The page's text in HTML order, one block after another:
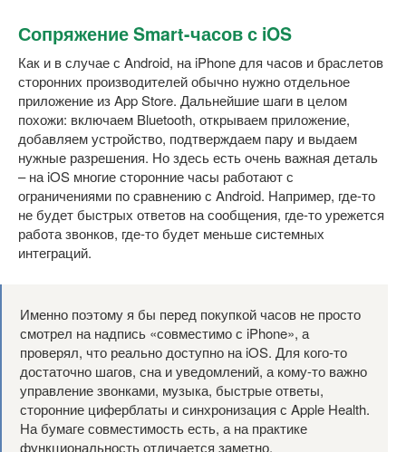
Сопряжение Smart-часов с iOS
Как и в случае с Android, на iPhone для часов и браслетов
сторонних производителей обычно нужно отдельное
приложение из App Store. Дальнейшие шаги в целом
похожи: включаем Bluetooth, открываем приложение,
добавляем устройство, подтверждаем пару и выдаем
нужные разрешения. Но здесь есть очень важная деталь
– на iOS многие сторонние часы работают с
ограничениями по сравнению с Android. Например, где-то
не будет быстрых ответов на сообщения, где-то урежется
работа звонков, где-то будет меньше системных
интеграций.
Именно поэтому я бы перед покупкой часов не просто
смотрел на надпись «совместимо с iPhone», а
проверял, что реально доступно на iOS. Для кого-то
достаточно шагов, сна и уведомлений, а кому-то важно
управление звонками, музыка, быстрые ответы,
сторонние циферблаты и синхронизация с Apple Health.
На бумаге совместимость есть, а на практике
функциональность отличается заметно.